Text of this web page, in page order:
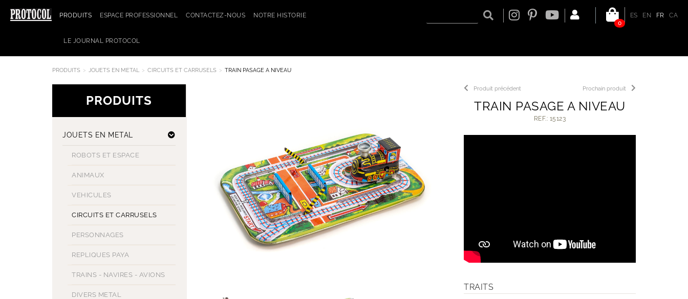
PRODUITS ESPACE PROFESSIONNEL CONTACTEZ-NOUS NOTRE HISTORIE
LE JOURNAL PROTOCOL
ES EN FR
CA
0
PRODUITS JOUETS EN METAL CIRCUITS ET CARRUSELS TRAIN PASAGE A NIVEAU
PRODUITS
JOUETS EN METAL
ROBOTS ET ESPACE
ANIMAUX
VEHICULES
CIRCUITS ET CARRUSELS
PERSONNAGES
REPLIQUES PAYA
TRAINS - NAVIRES - AVIONS
DIVERS METAL
Prochain produit
Produit précédent
TRAIN PASAGE A NIVEAU
REF.: 15123
TRAITS